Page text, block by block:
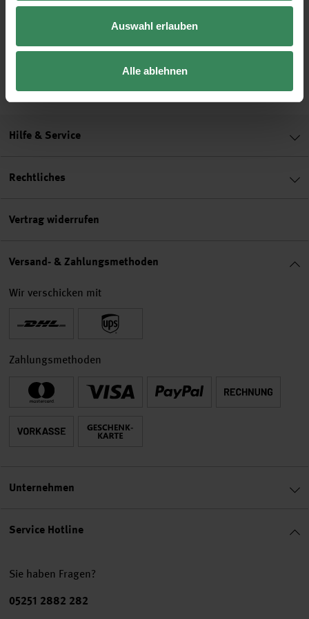
Auswahl erlauben
Alle ablehnen
Schmetterlingen
Gratis Gratis
Service Hotline
Sie haben Fragen?
Telefonnummer
05251 2882 282
Hilfe & Service
Rechtliches
Vertrag widerrufen
Versand- & Zahlungsmethoden
Wir verschicken mit
Zahlungsmethoden
Unternehmen